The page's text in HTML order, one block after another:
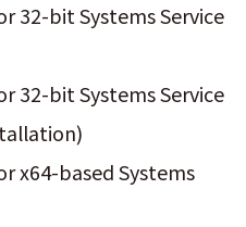
32-bit Systems Service
32-bit Systems Service
x64-based Systems